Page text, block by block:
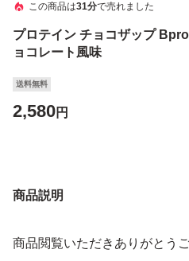
この商品は31分で売れました
プロテイン チョコザップ
ョコレート風味
送料無料
2,580円
商品説明
商品閲覧いただきありがとう